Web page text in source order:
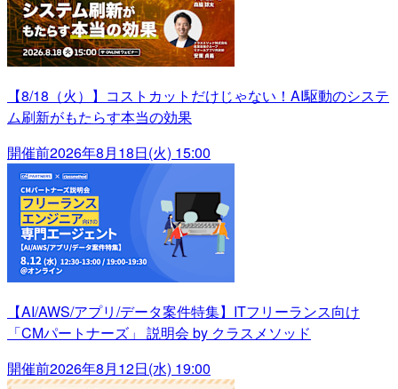
【8/18（火）】コストカットだけじゃない！AI駆動のシステ
ム刷新がもたらす本当の効果
開催前2026年8月18日(火) 15:00
【AI/AWS/アプリ/データ案件特集】ITフリーランス向け
「CMパートナーズ」 説明会 by クラスメソッド
開催前2026年8月12日(水) 19:00